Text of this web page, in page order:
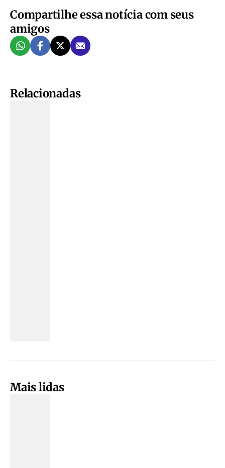
Compartilhe essa notícia com seus
amigos
Relacionadas
Mais lidas